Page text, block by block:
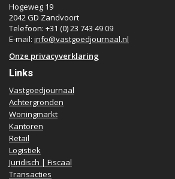
Hogeweg 19
2042 GD Zandvoort
Telefoon: +31 (0) 23 743 49 09
E-mail: info@vastgoedjournaal.nl
Onze privacyverklaring
Links
Vastgoedjournaal
Achtergronden
Woningmarkt
Kantoren
Retail
Logistiek
Juridisch | Fiscaal
Transacties